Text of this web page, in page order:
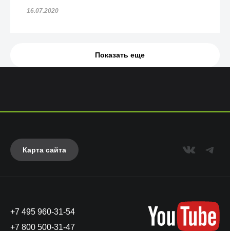
16.07.2020
Показать еще
Карта сайта
+7 495 960-31-54
+7 800 500-31-47